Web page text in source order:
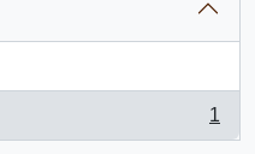
1